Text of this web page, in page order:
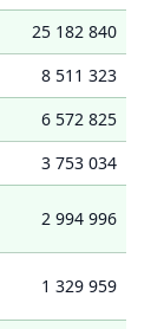
25 182 840
8 511 323
6 572 825
3 753 034
2 994 996
1 329 959